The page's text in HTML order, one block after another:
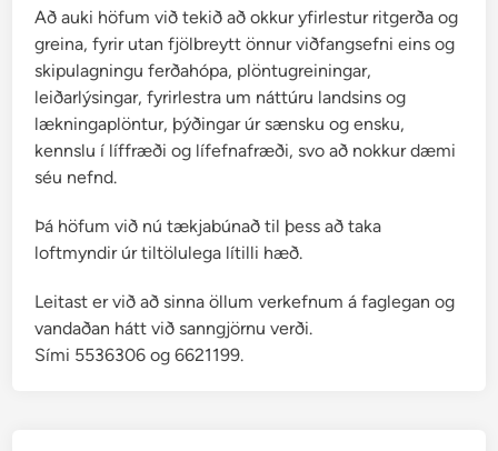
Að auki höfum við tekið að okkur yfirlestur ritgerða og
greina, fyrir utan fjölbreytt önnur viðfangsefni eins og
skipulagningu ferðahópa, plöntugreiningar,
leiðarlýsingar, fyrirlestra um náttúru landsins og
lækningaplöntur, þýðingar úr sænsku og ensku,
kennslu í líffræði og lífefnafræði, svo að nokkur dæmi
séu nefnd.
Þá höfum við nú tækjabúnað til þess að taka
loftmyndir úr tiltölulega lítilli hæð.
Leitast er við að sinna öllum verkefnum á faglegan og
vandaðan hátt við sanngjörnu verði.
Sími 5536306 og 6621199.